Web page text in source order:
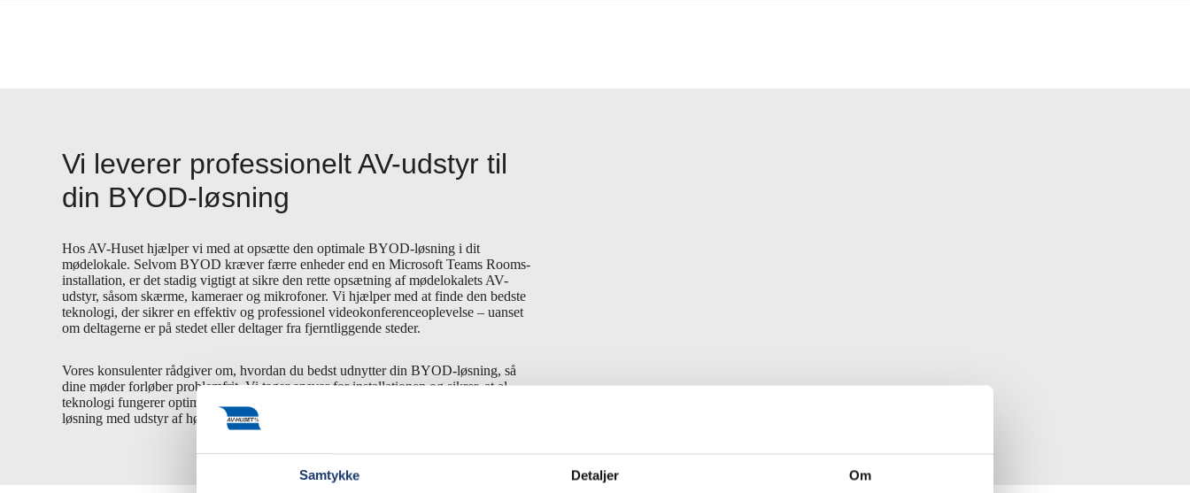
Samtykke Detaljer Om
Vi leverer professionelt AV-udstyr til
din BYOD-løsning
Hos AV-Huset hjælper vi med at opsætte den optimale BYOD-løsning i dit
mødelokale. Selvom BYOD kræver færre enheder end en Microsoft Teams Rooms-
installation, er det stadig vigtigt at sikre den rette opsætning af mødelokalets AV-
udstyr, såsom skærme, kameraer og mikrofoner. Vi hjælper med at finde den bedste
teknologi, der sikrer en effektiv og professionel videokonferenceoplevelse – uanset
om deltagerne er på stedet eller deltager fra fjerntliggende steder.
Vores konsulenter rådgiver om, hvordan du bedst udnytter din BYOD-løsning, så
dine møder forløber problemfrit. Vi tager ansvar for installationen og sikrer, at al
teknologi fungerer optimalt i dit mødelokale. Hos os er du garanteret en professionel
løsning med udstyr af høj kvalitet!